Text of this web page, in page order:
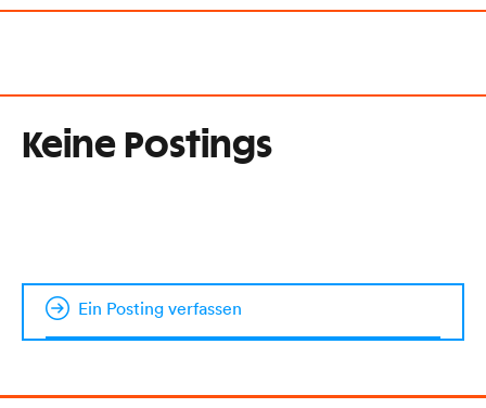
Keine Postings
Ein Posting verfassen